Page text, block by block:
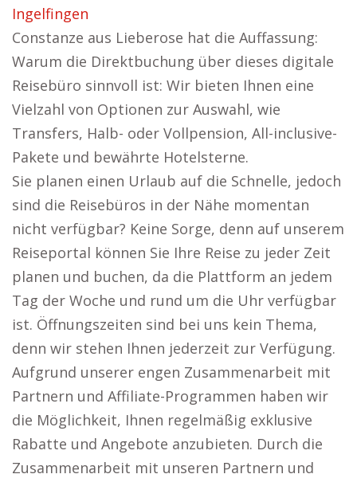
Ingelfingen
Constanze aus Lieberose hat die Auffassung:
Warum die Direktbuchung über dieses digitale
Reisebüro sinnvoll ist: Wir bieten Ihnen eine
Vielzahl von Optionen zur Auswahl, wie
Transfers, Halb- oder Vollpension, All-inclusive-
Pakete und bewährte Hotelsterne.
Sie planen einen Urlaub auf die Schnelle, jedoch
sind die Reisebüros in der Nähe momentan
nicht verfügbar? Keine Sorge, denn auf unserem
Reiseportal können Sie Ihre Reise zu jeder Zeit
planen und buchen, da die Plattform an jedem
Tag der Woche und rund um die Uhr verfügbar
ist. Öffnungszeiten sind bei uns kein Thema,
denn wir stehen Ihnen jederzeit zur Verfügung.
Aufgrund unserer engen Zusammenarbeit mit
Partnern und Affiliate-Programmen haben wir
die Möglichkeit, Ihnen regelmäßig exklusive
Rabatte und Angebote anzubieten. Durch die
Zusammenarbeit mit unseren Partnern und